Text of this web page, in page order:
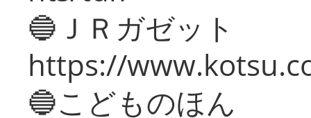
🔵ＪＲガゼット
https://
🔵こどものほん